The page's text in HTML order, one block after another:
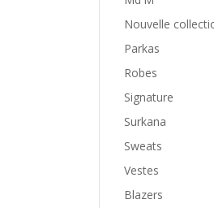
Nouvelle
Parkas
Robes
Signature
Surkana
Sweats
Vestes
Blazers